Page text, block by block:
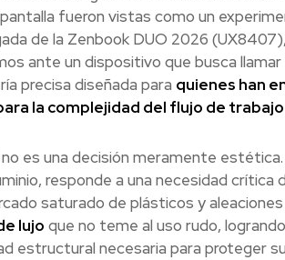
fueron vistas como un
de la Zenbook DUO 2026
ante un dispositivo que busca llamar
precisa diseñada para quienes han
la complejidad del flujo de
no es una decisión meramente
responde a una necesidad crítica
saturado de plásticos y
lujo que no teme al uso rudo,
estructural necesaria para proteger